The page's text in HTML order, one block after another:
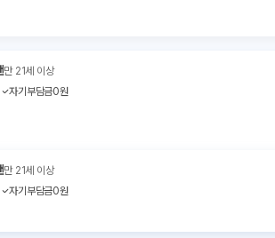
만 21세 이상
자기부담금0원
만 21세 이상
자기부담금0원